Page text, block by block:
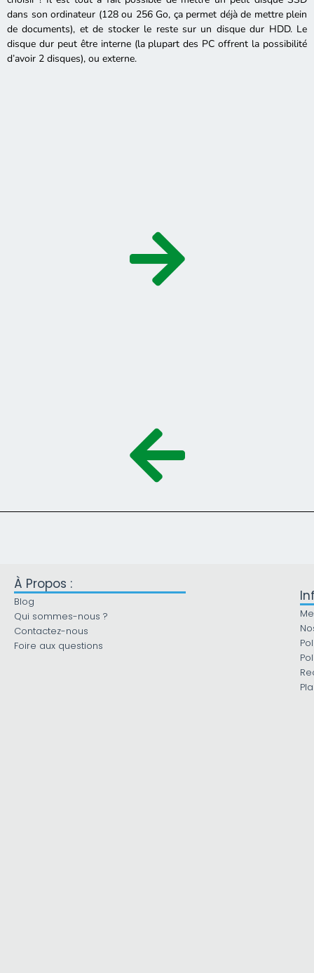
dans son ordinateur (128 ou 256 Go, ça permet déjà de mettre plein
de documents), et de stocker le reste sur un disque dur HDD. Le
disque dur peut être interne (la plupart des PC offrent la possibilité
d’avoir 2 disques), ou externe.
À Propos :
Blog
Qui sommes-nous ?
Contactez-nous
Foire aux questions